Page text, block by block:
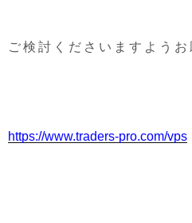
ご検討くださいますようお
https://www.traders-pro.com/vps